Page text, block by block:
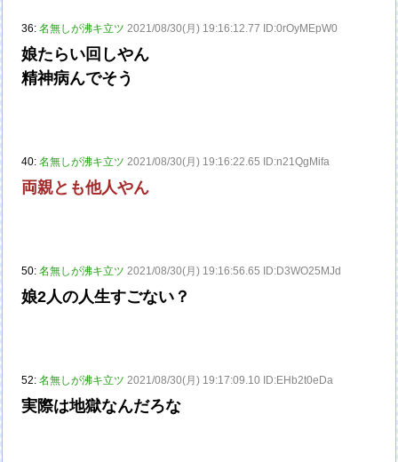
36:名無しが沸キ立ツ 2021/08/30(月) 19:16:12.77 ID:0rOyMEpW0
娘たらい回しやん
精神病んでそう
40:名無しが沸キ立ツ 2021/08/30(月) 19:16:22.65 ID:n21QgMifa
両親とも他人やん
50:名無しが沸キ立ツ 2021/08/30(月) 19:16:56.65 ID:D3WO25MJd
娘2人の人生すごない？
52:名無しが沸キ立ツ 2021/08/30(月) 19:17:09.10 ID:EHb2t0eDa
実際は地獄なんだろな